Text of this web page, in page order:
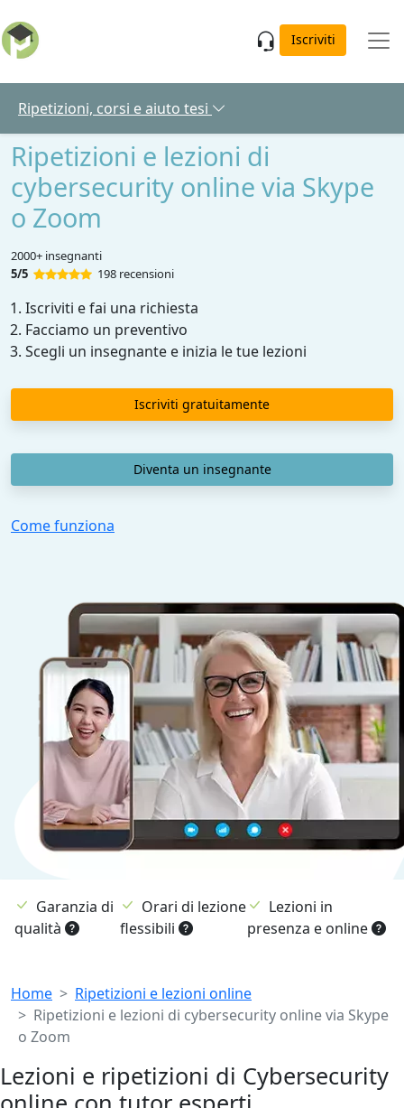
Iscriviti
Ripetizioni, corsi e aiuto tesi
Ripetizioni e lezioni di
cybersecurity online via Skype
o Zoom
2000+ insegnanti
5/5
198 recensioni
Iscriviti e fai una richiesta
Facciamo un preventivo
Scegli un insegnante e inizia le tue lezioni
Iscriviti gratuitamente
Diventa un insegnante
Come funziona
Garanzia di
qualità
Orari di lezione
flessibili
Lezioni in
presenza e online
Breadcrumb
Home
Ripetizioni e lezioni online
Ripetizioni e lezioni di cybersecurity online via Skype
o Zoom
Lezioni e ripetizioni di Cybersecurity